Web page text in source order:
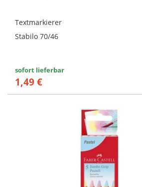
Textmarkierer
Stabilo 70/46
sofort lieferbar
1,49 €